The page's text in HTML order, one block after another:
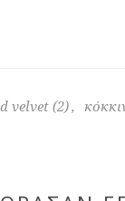
velvet (2),